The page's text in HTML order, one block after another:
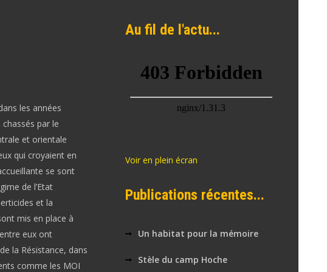
les années
par le
et orientale
qui croyaient en
se sont
de l’Etat
et la
mis en place à
eux ont
la Résistance, dans
comme les MOI
Au fil de l'actu...
Voir en plein écran
Publications récentes...
Un habitat pour la mémoire
Stèle du camp Hoche